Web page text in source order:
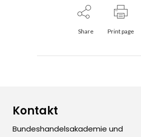
Share Print page
Kontakt
Bundeshandelsakademie und